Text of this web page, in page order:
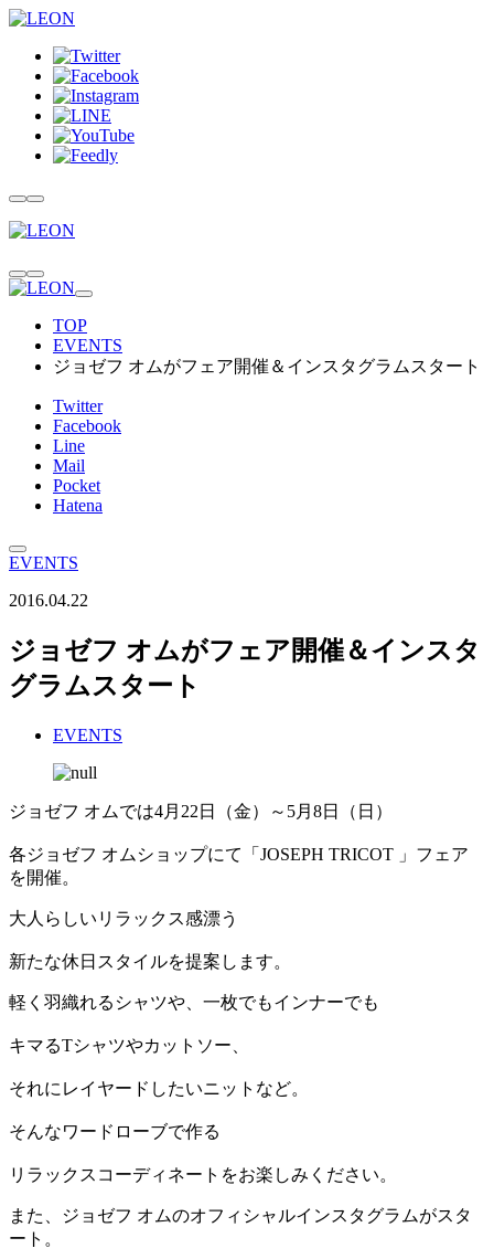
TOP
EVENTS
ジョゼフ オムがフェア開催＆インスタグラムスタート
Twitter
Facebook
Line
Mail
Pocket
Hatena
EVENTS
2016.04.22
ジョゼフ オムがフェア開催＆インスタ
グラムスタート
EVENTS
ジョゼフ オムでは4月22日（金）～5月8日（日）
各ジョゼフ オムショップにて「JOSEPH TRICOT 」フェア
を開催。
大人らしいリラックス感漂う
新たな休日スタイルを提案します。
軽く羽織れるシャツや、一枚でもインナーでも
キマるTシャツやカットソー、
それにレイヤードしたいニットなど。
そんなワードローブで作る
リラックスコーディネートをお楽しみください。
また、ジョゼフ オムのオフィシャルインスタグラムがスタ
ート。